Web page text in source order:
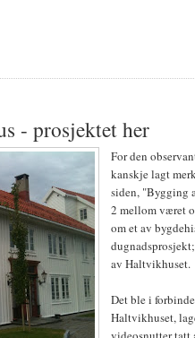
- prosjektet her
For den
kanskje lagt
siden, "Bygging
2 mellom været
om et av
av Haltvikhuset.
Det ble i
Haltvikhuset,